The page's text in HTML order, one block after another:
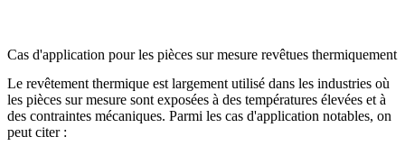
Cas d'application pour les pièces sur mesure revêtues thermiquement
Le revêtement thermique est largement utilisé dans les industries où
les pièces sur mesure sont exposées à des températures élevées et à
des contraintes mécaniques. Parmi les cas d'application notables, on
peut citer :